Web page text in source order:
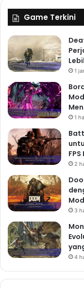
Game Terkini
1
1
2
3
4